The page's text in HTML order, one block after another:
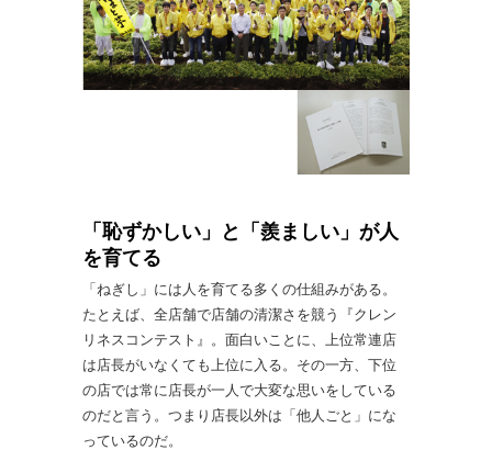
「恥ずかしい」と「羨ましい」が人
を育てる
「ねぎし」には人を育てる多くの仕組みがある。
たとえば、全店舗で店舗の清潔さを競う『クレン
リネスコンテスト』。面白いことに、上位常連店
は店長がいなくても上位に入る。その一方、下位
の店では常に店長が一人で大変な思いをしている
のだと言う。つまり店長以外は「他人ごと」にな
っているのだ。